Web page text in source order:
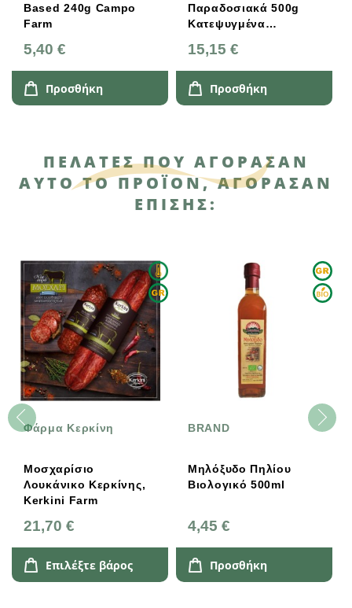
Based 240g Campo
Farm
5,40 €
Προσθήκη
Παραδοσιακά 500g
Κατεψυγμένα
15,15 €
Προσθήκη
ΠΕΛΆΤΕΣ ΠΟΥ ΑΓΌΡΑΣΑΝ
ΑΥΤΌ ΤΟ ΠΡΟΪΌΝ, ΑΓΌΡΑΣΑΝ
ΕΠΊΣΗΣ:
Φάρμα Κερκίνη
Μοσχαρίσιο
Λουκάνικο Κερκίνης,
Kerkini Farm
21,70 €
Επιλέξτε βάρος
BRAND
Μηλόξυδο Πηλίου
Βιολογικό 500ml
4,45 €
Προσθήκη